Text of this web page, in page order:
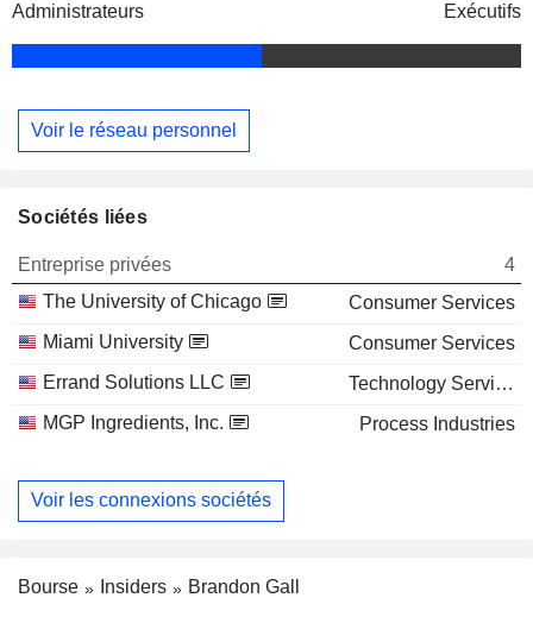
Administrateurs Exécutifs
Voir le réseau personnel
Sociétés liées
Entreprise privées
4
The University of Chicago
Consumer Services
Miami University
Consumer Services
Errand Solutions LLC
Technology Services
MGP Ingredients, Inc.
Process Industries
Voir les connexions sociétés
Bourse Insiders Brandon Gall